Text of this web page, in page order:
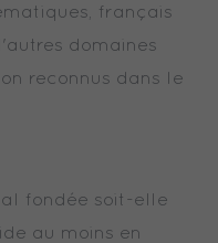
français
domaines
reconnus dans le
fondée soit-elle
au moins en